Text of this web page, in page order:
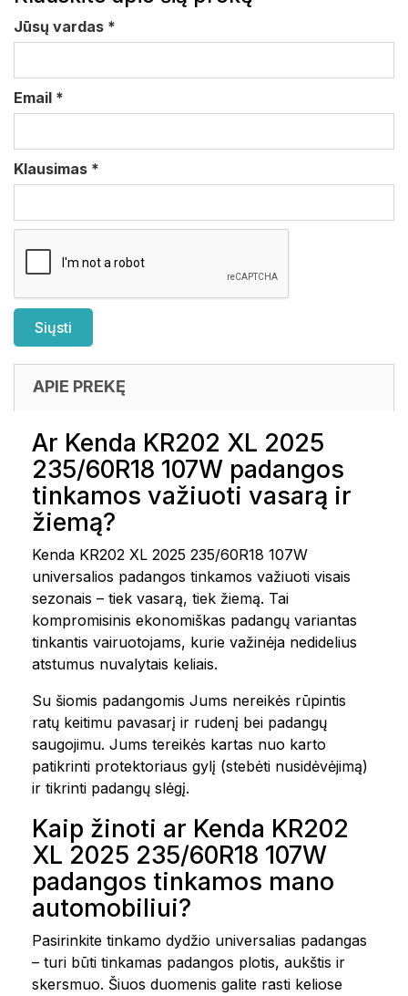
Jūsų vardas *
Email *
Klausimas *
APIE PREKĘ
Ar Kenda KR202 XL 2025
235/60R18 107W padangos
tinkamos važiuoti vasarą ir
žiemą?
Kenda KR202 XL 2025 235/60R18 107W
universalios padangos tinkamos važiuoti visais
sezonais – tiek vasarą, tiek žiemą. Tai
kompromisinis ekonomiškas padangų variantas
tinkantis vairuotojams, kurie važinėja nedidelius
atstumus nuvalytais keliais.
Su šiomis padangomis Jums nereikės rūpintis
ratų keitimu pavasarį ir rudenį bei padangų
saugojimu. Jums tereikės kartas nuo karto
patikrinti protektoriaus gylį (stebėti nusidėvėjimą)
ir tikrinti padangų slėgį.
Kaip žinoti ar Kenda KR202
XL 2025 235/60R18 107W
padangos tinkamos mano
automobiliui?
Pasirinkite tinkamo dydžio universalias padangas
– turi būti tinkamas padangos plotis, aukštis ir
skersmuo. Šiuos duomenis galite rasti keliose